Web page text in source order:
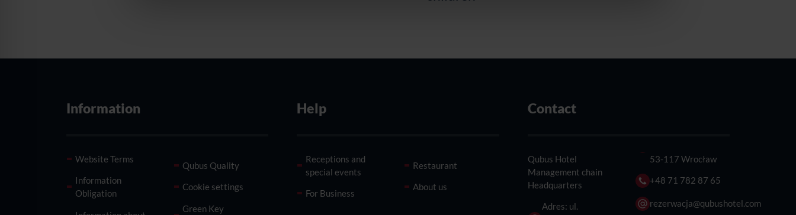
Information
Website Terms
Information
Obligation
Qubus Quality
Cookie settings
Green Key
Help
Receptions and
special events
For Business
Restaurant
About us
Contact
Qubus Hotel
Management chain
Headquarters
Adres: ul.
53-117 Wrocław
+48 71 782 87 65
rezerwacja@qubushotel.com